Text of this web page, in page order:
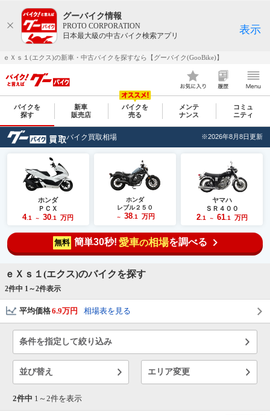
グーバイク情報
PROTO CORPORATION
日本最大級の中古バイク検索アプリ
表示
ｅＸｓ１(エクス)の新車・中古バイクを探すなら【グーバイク(GooBike)】
バイクを
探す
新車
販売店
バイクを
売る
メンテ
ナンス
コミュ
ニティ
バイク買取相場 ※2026年8月8日更新
ホンダ
ＰＣＸ
4.1 ～ 30 .1 万円
ホンダ
レブル２５０
～ 38.1 万円
ヤマハ
ＳＲ４００
2.1 ～ 61.1 万円
無料 簡単30秒! 愛車の相場を調べる
ｅＸｓ１(エクス)のバイクを探す
2件中 1～2件表示
平均価格6.9万円 相場表を見る
条件を指定して絞り込み
並び替え エリア変更
2件中 1～ 2件を表示